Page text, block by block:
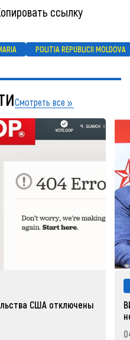
ссылку
POLITIA REPUBLICII MOLDOVA
Смотреть все
США отключены